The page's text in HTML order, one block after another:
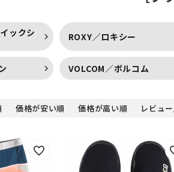
イトベルト アクセサリー
サーフ
ックシ ROXY／ロキシー
VOLCOM／ボルコム
価格が安い順 価格が高い順 レビュ